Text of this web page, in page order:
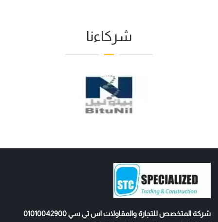
شركاءنا
شركة المتخصص للتجارة والمقاولات اس تي سي 01010042900